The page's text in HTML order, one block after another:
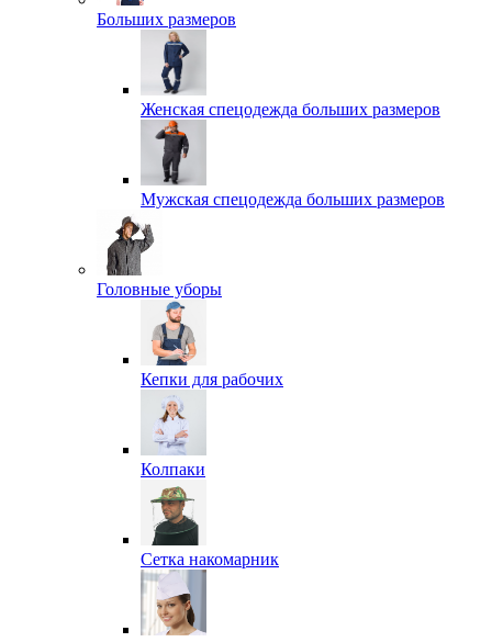
Больших размеров
Женская спецодежда больших размеров
Мужская спецодежда больших размеров
Головные уборы
Кепки для рабочих
Колпаки
Сетка накомарник